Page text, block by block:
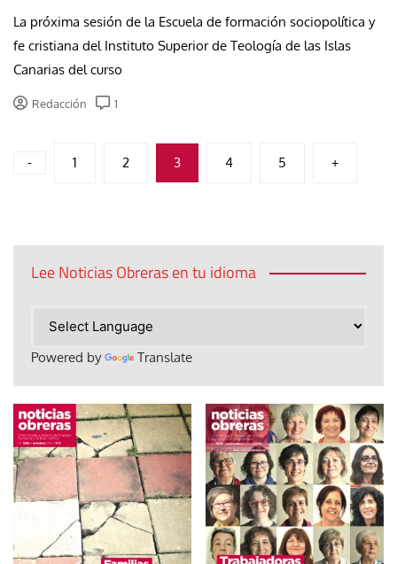
La próxima sesión de la Escuela de formación sociopolítica y
fe cristiana del Instituto Superior de Teología de las Islas
Canarias del curso
Redacción 1
Paginación
- 1 2 3 4 5 +
Lee Noticias Obreras en tu idioma
Powered by Translate